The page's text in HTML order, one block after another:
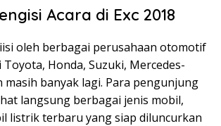
Acara di Exc 2018
oleh berbagai perusahaan otomotif
Honda, Suzuki, Mercedes-
masih banyak lagi. Para pengunjung
langsung berbagai jenis mobil,
listrik terbaru yang siap diluncurkan